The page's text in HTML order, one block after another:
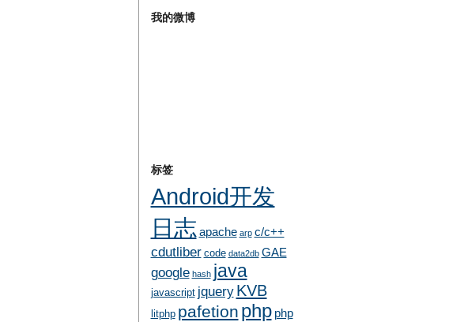
我的微博
标签
Android开发
日志 apache arp c/c++
cdutliber code data2db GAE
google hash java
javascript jquery KVB
litphp pafetion php php